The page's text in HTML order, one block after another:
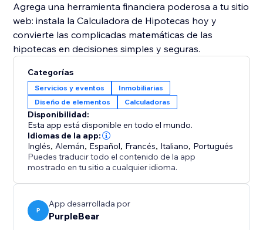
Agrega una herramienta financiera poderosa a tu sitio
web: instala la Calculadora de Hipotecas hoy y
convierte las complicadas matemáticas de las
hipotecas en decisiones simples y seguras.
Categorías
Servicios y eventos
Inmobiliarias
Diseño de elementos
Calculadoras
Disponibilidad:
Esta app está disponible en todo el mundo.
Idiomas de la app:
Inglés, Alemán, Español, Francés, Italiano, Portugués
Puedes traducir todo el contenido de la app
mostrado en tu sitio a cualquier idioma.
P
App desarrollada por
PurpleBear